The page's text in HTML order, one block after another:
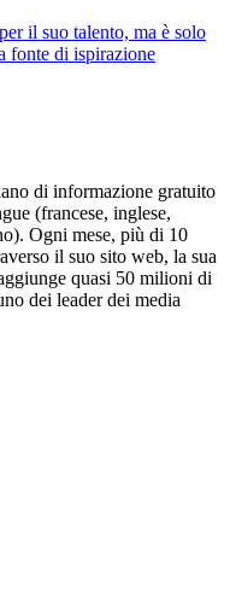
il suo talento, ma è solo
fonte di ispirazione
di informazione gratuito
(francese, inglese,
Ogni mese, più di 10
il suo sito web, la sua
quasi 50 milioni di
dei leader dei media